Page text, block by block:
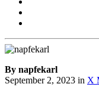
By napfekarl
September 2, 2023 in X